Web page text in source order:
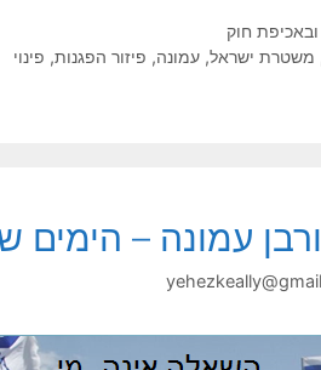
חוק
משטרת ישראל, עמונה, פיזור הפגנות, פינוי
עמונה – הימים